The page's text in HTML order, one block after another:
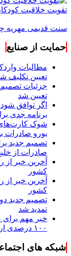
تقویت خلاقیت
سنت قدیمی مهریه
حمایت از صنایع
مطالبات
تعیین تکلیف
جزئیات تصمیم
تعیین شد
اگر توافق
برنامه جدی
یورو صادرات
تصمیم جدید
صادرات از
آخرین خبر
کشور
آخرین خبر
کشور
تصمیم جدید
تمدید شد
خبر مهم برای
۱۰۰ درصدی ارز مشخص شد
شبکه های